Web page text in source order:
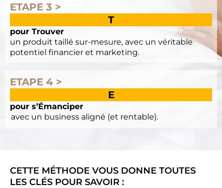
ETAPE 3 >
T
pour Trouver
un produit taillé sur-mesure, avec un véritable
potentiel financier et marketing.
ETAPE 4 >
E
pour s’Émanciper
avec un business aligné (et rentable).
CETTE MÉTHODE VOUS DONNE TOUTES
LES CLÉS POUR SAVOIR :